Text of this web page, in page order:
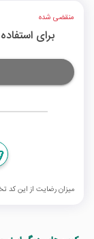
منقضی شده
برای
میزان رضایت از این کد